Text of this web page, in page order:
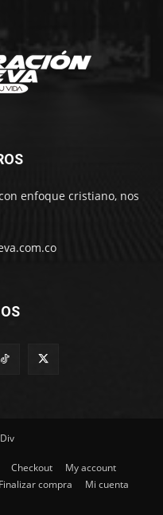
enfoque cristiano, nos
Checkout
My account
Finalizar compra
Mi cuenta